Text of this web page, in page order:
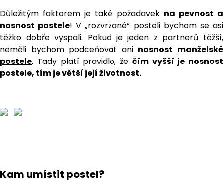
Důležitým faktorem je také požadavek na pevnost a
nosnost postele! V „rozvrzané“ posteli bychom se asi
těžko dobře vyspali. Pokud je jeden z partnerů těžší,
neměli bychom podceňovat ani nosnost manželské
postele. Tady platí pravidlo, že čím vyšší je nosnost
postele, tím je větší její životnost.
Kam umístit postel?